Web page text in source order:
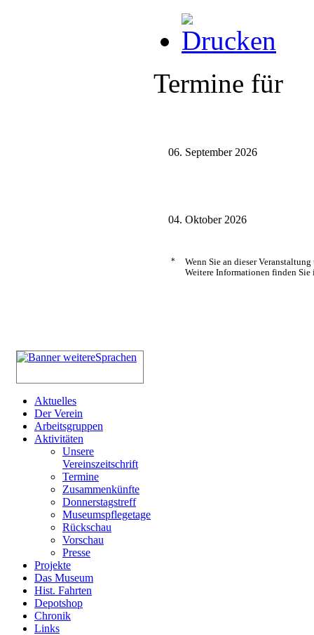
Termine für
06. September 2026
04. Oktober 2026
*
Wenn Sie an dieser
Weitere Informationen finden Sie
Aktuelles
Der Verein
Arbeitsgruppen
Aktivitäten
Unsere
Vereinszeitschrift
Termine
Zusammenkünfte
Donnerstagstreff
Museumspflegetage
Rückschau
Vorschau
Presse
Projekte
Das Museum
Hist. Fahrten
Depotshop
Chronik
Links